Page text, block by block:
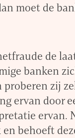
moet de
de
banken
zij
ervan door
ervan.
behoeft